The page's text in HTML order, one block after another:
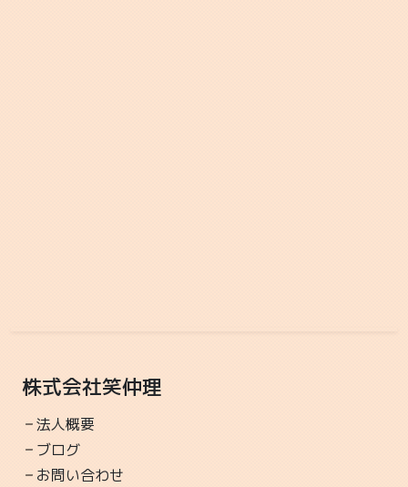
運動発達支援えすぴー
もうすぐ夏休み！！！！ これって子どもたちだけが嬉
しい響きですよね？？？ 大人は恐怖の一か月って感じ
で...
株式会社笑仲理
法人概要
ブログ
お問い合わせ